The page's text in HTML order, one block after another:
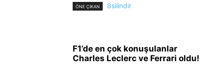
ÖNE ÇIKAN 8silindir
F1’de en çok konuşulanlar
Charles Leclerc ve Ferrari oldu!